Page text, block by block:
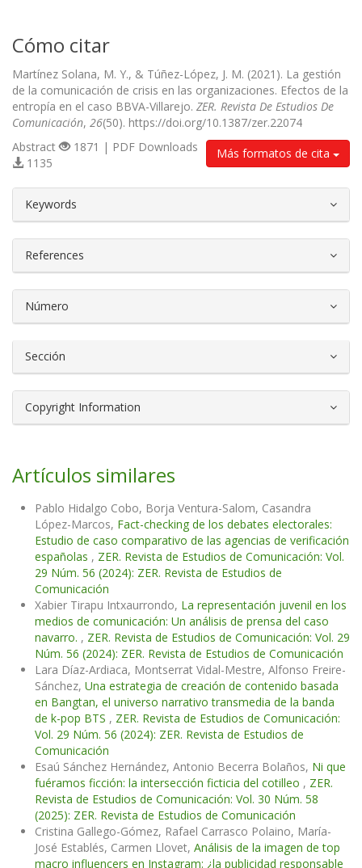
Cómo citar
Martínez Solana, M. Y., & Túñez-López, J. M. (2021). La gestión
de la comunicación de crisis en las organizaciones. Efectos de la
entropía en el caso BBVA-Villarejo. ZER. Revista De Estudios De
Comunicación, 26(50). https://doi.org/10.1387/zer.22074
Más formatos de cita
Abstract
1871 | PDF Downloads
1135
Keywords
References
Número
Sección
Copyright Information
Artículos similares
Pablo Hidalgo Cobo, Borja Ventura-Salom, Casandra
López-Marcos, Fact-checking de los debates electorales:
Estudio de caso comparativo de las agencias de verificación
españolas , ZER. Revista de Estudios de Comunicación: Vol.
29 Núm. 56 (2024): ZER. Revista de Estudios de
Comunicación
Xabier Tirapu Intxaurrondo, La representación juvenil en los
medios de comunicación: Un análisis de prensa del caso
navarro. , ZER. Revista de Estudios de Comunicación: Vol. 29
Núm. 56 (2024): ZER. Revista de Estudios de Comunicación
Lara Díaz-Ardiaca, Montserrat Vidal-Mestre, Alfonso Freire-
Sánchez, Una estrategia de creación de contenido basada
en Bangtan, el universo narrativo transmedia de la banda
de k-pop BTS , ZER. Revista de Estudios de Comunicación:
Vol. 29 Núm. 56 (2024): ZER. Revista de Estudios de
Comunicación
Esaú Sánchez Hernández, Antonio Becerra Bolaños, Ni que
fuéramos ficción: la intersección ficticia del cotilleo , ZER.
Revista de Estudios de Comunicación: Vol. 30 Núm. 58
(2025): ZER. Revista de Estudios de Comunicación
Cristina Gallego-Gómez, Rafael Carrasco Polaino, María-
José Establés, Carmen Llovet, Análisis de la imagen de top
macro influencers en Instagram: ¿la publicidad responsable